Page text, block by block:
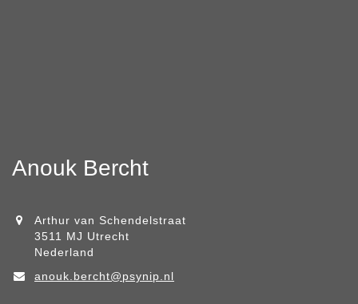
Anouk Bercht
Arthur van Schendelstraat
3511 MJ Utrecht
Nederland
anouk.bercht@psynip.nl